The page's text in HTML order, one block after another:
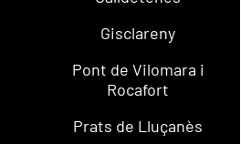
Gisclareny
Pont de Vilomara i
Rocafort
Prats de Lluçanès